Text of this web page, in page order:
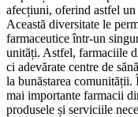
afecțiuni, oferind astfel
Această diversitate le
farmaceutice într-un
unități. Astfel, farmaciile
ci adevărate centre de
la bunăstarea
mai importante farmacii
produsele și serviciile